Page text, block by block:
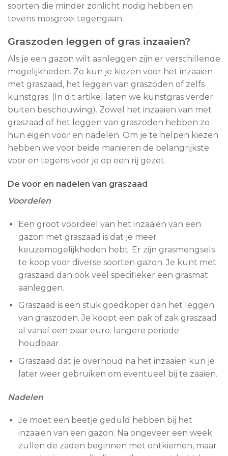
soorten die minder zonlicht nodig hebben en
tevens mosgroei tegengaan.
Graszoden leggen of gras inzaaien?
Als je een gazon wilt aanleggen zijn er verschillende
mogelijkheden. Zo kun je kiezen voor het inzaaien
met graszaad, het leggen van graszoden of zelfs
kunstgras. (In dit artikel laten we kunstgras verder
buiten beschouwing). Zowel het inzaaien van met
graszaad of het leggen van graszoden hebben zo
hun eigen voor en nadelen. Om je te helpen kiezen
hebben we voor beide manieren de belangrijkste
voor en tegens voor je op een rij gezet.
De voor en nadelen van graszaad
Voordelen
Een groot voordeel van het inzaaien van een
gazon met graszaad is dat je meer
keuzemogelijkheden hebt. Er zijn grasmengsels
te koop voor diverse soorten gazon. Je kunt met
graszaad dan ook veel specifieker een grasmat
aanleggen.
Graszaad is een stuk goedkoper dan het leggen
van graszoden. Je koopt een pak of zak graszaad
al vanaf een paar euro. langere periode
houdbaar.
Graszaad dat je overhoud na het inzaaien kun je
later weer gebruiken om eventueel bij te zaaien.
Nadelen
Je moet een beetje geduld hebben bij het
inzaaien van een gazon. Na ongeveer een week
zullen de zaden beginnen met ontkiemen, maar